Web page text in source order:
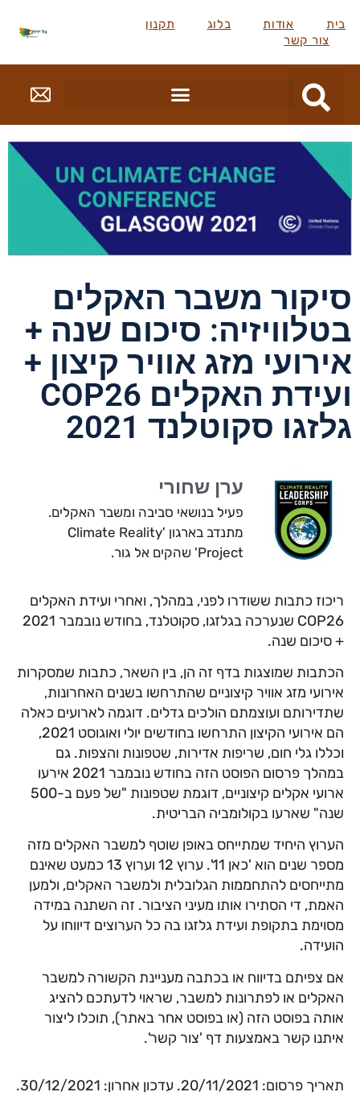
בית אודות בלוג
תקנון
צור קשר
סיקור משבר האקלים
בטלוויזיה: סיכום שנה +
אירועי מזג אוויר קיצון +
ועידת האקלים COP26
גלזגו סקוטלנד 2021
ערן שחורי
פעיל בנושאי סביבה ומשבר האקלים.
מתנדב בארגון 'Climate Reality
Project' שהקים אל גור.
ריכוז כתבות ששודרו לפני, במהלך, ואחרי ועידת האקלים
COP26 שנערכה בגלזגו, סקוטלנד, בחודש נובמבר 2021
+ סיכום שנה.
הכתבות שמוצגות בדף זה הן, בין השאר, כתבות שמסקרות
אירועי מזג אוויר קיצוניים שהתרחשו בשנים האחרונות,
שתדירותם ועוצמתם הולכים גדלים. דוגמה לארועים כאלה
הם אירועי הקיצון התרחשו בחודשים יולי ואוגוסט 2021,
וכללו גלי חום, שריפות אדירות, שטפונות והצפות. גם
במהלך פרסום הפוסט הזה בחודש נובמבר 2021 אירעו
ארועי אקלים קיצוניים, דוגמת שטפונות "של פעם ב-500
שנה" שארעו בקולומביה הבריטית.
הערוץ היחיד שמתייחס באופן שוטף למשבר האקלים מזה
מספר שנים הוא 'כאן 11'. ערוץ 12 וערוץ 13 כמעט שאינם
מתייחסים להתחממות הגלובלית ולמשבר האקלים, ולמען
האמת, די הסתירו אותו מעיני הציבור. זה השתנה במידה
מסוימת בתקופת ועידת גלזגו בה כל הערוצים דיווחו על
הועידה.
אם צפיתם בדיווח או בכתבה מעניינת הקשורה למשבר
האקלים או לפתרונות למשבר, שראוי לדעתכם להציג
אותה בפוסט הזה (או בפוסט אחר באתר), תוכלו ליצור
איתנו קשר באמצעות דף 'צור קשר'.
תאריך פרסום: 20/11/2021. עדכון אחרון: 30/12/2021.